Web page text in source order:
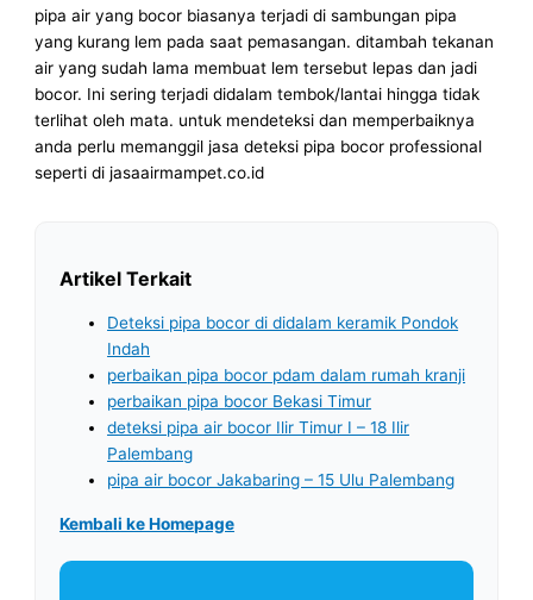
pipa air yang bocor biasanya terjadi di sambungan pipa
yang kurang lem pada saat pemasangan. ditambah tekanan
air yang sudah lama membuat lem tersebut lepas dan jadi
bocor. Ini sering terjadi didalam tembok/lantai hingga tidak
terlihat oleh mata. untuk mendeteksi dan memperbaiknya
anda perlu memanggil jasa deteksi pipa bocor professional
seperti di jasaairmampet.co.id
Artikel Terkait
Deteksi pipa bocor di didalam keramik Pondok
Indah
perbaikan pipa bocor pdam dalam rumah kranji
perbaikan pipa bocor Bekasi Timur
deteksi pipa air bocor Ilir Timur I – 18 Ilir
Palembang
pipa air bocor Jakabaring – 15 Ulu Palembang
Kembali ke Homepage